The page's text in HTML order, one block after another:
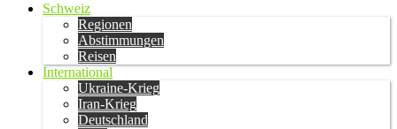
Schweiz
Regionen
Abstimmungen
Reisen
International
Ukraine-Krieg
Iran-Krieg
Deutschland